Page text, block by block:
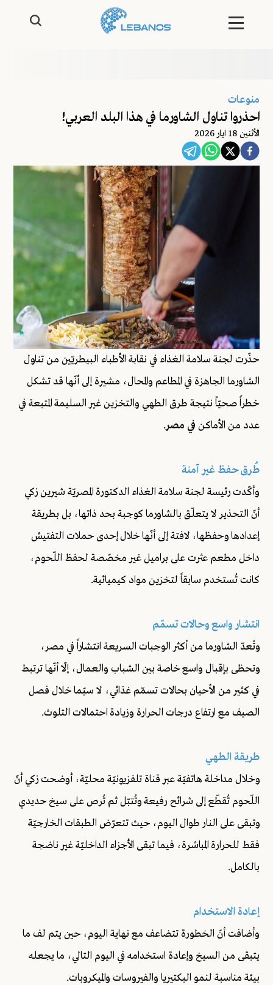
منوعات
احذروا تناول الشاورما في هذا البلد العربي!
اﻷثنين 18 ايار 2026
حذّرت لجنة سلامة الغذاء في نقابة الأطباء البيطريّين من تناول
الشاورما الجاهزة في المطاعم والمحال، مشيرة إلى أنّها قد تشكل
خطراً صحيّاً نتيجة طرق الطهي والتخزين غير السليمة المتبعة في
عدد من الأماكن في مصر.
طُرق حفظ غير آمنة
وأكّدت رئيسة لجنة سلامة الغذاء الدكتورة المصريّة شيرين زكي
أنّ التحذير لا يتعلّق بالشاورما كوجبة بحد ذاتها، بل بطريقة
إعدادها وحفظها، لافتة إلى أنّها خلال إحدى حملات التفتيش
داخل مطعم عثرت على براميل غير مخصّصة لحفظ اللّحوم،
كانت تُستخدم سابقاً لتخزين مواد كيميائية.
انتشار واسع وحالات تسمّم
وتُعدّ الشاورما من أكثر الوجبات السريعة انتشاراً في مصر،
وتحظى بإقبال واسع خاصة بين الشباب والعمال، إلّا أنّها ترتبط
في كثير من الأحيان بحالات تسمّم غذائي، لا سيّما خلال فصل
الصيف مع ارتفاع درجات الحرارة وزيادة احتمالات التلوث.
طريقة الطهي
وخلال مداخلة هاتفيّة عبر قناة تلفزيونيّة محليّة، أوضحت زكي أنّ
اللّحوم تُقطّع إلى شرائح رفيعة وتُتبّل ثم تُرص على سيخ حديدي
وتبقى على النار طوال اليوم، حيث تتعرّض الطبقات الخارجيّة
فقط للحرارة المباشرة، فيما تبقى الأجزاء الداخليّة غير ناضجة
بالكامل.
إعادة الاستخدام
وأضافت أنّ الخطورة تتضاعف مع نهاية اليوم، حين يتم لف ما
يتبقى من السيخ وإعادة استخدامه في اليوم التالي، ما يجعله
بيئة مناسبة لنمو البكتيريا والفيروسات والميكروبات.